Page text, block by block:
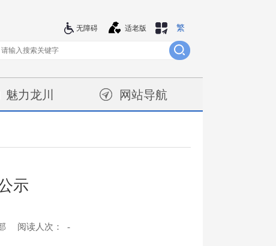
繁
适老版
无障碍
魅力龙川 网站导航
示
阅读人次： -